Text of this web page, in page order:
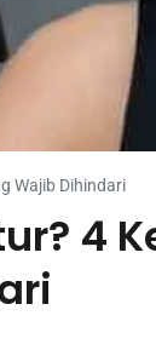
Wajib Dihindari
4